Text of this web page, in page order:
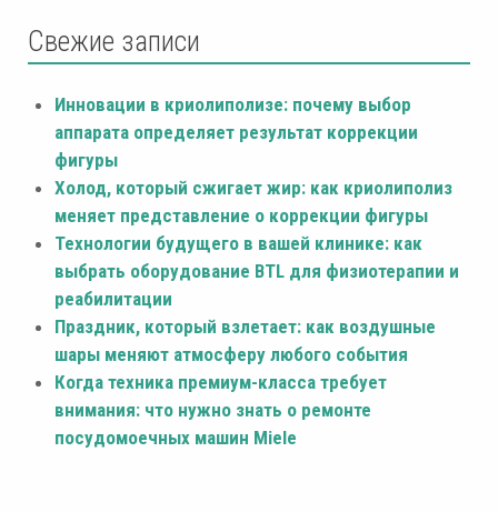
Свежие записи
Инновации в криолиполизе: почему выбор
аппарата определяет результат коррекции
фигуры
Холод, который сжигает жир: как криолиполиз
меняет представление о коррекции фигуры
Технологии будущего в вашей клинике: как
выбрать оборудование BTL для физиотерапии и
реабилитации
Праздник, который взлетает: как воздушные
шары меняют атмосферу любого события
Когда техника премиум-класса требует
внимания: что нужно знать о ремонте
посудомоечных машин Miele